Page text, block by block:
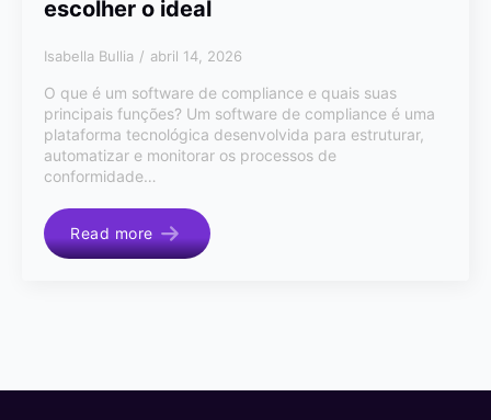
escolher o ideal
Isabella Bullia abril 14, 2026
O que é um software de compliance e quais suas
principais funções? Um software de compliance é uma
plataforma tecnológica desenvolvida para estruturar,
automatizar e monitorar os processos de
conformidade…
Read more